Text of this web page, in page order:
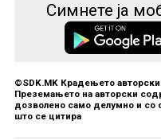
Симнете ја
©SDK.MK Крадењето
Преземањето на авторски
дозволено само делумно и со
што се цитира